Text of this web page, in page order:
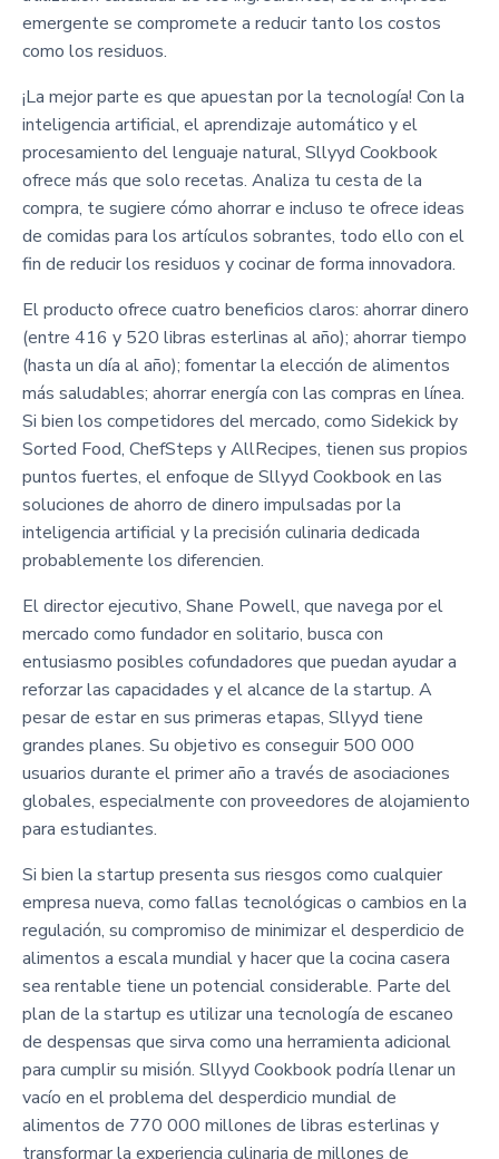
emergente se compromete a reducir tanto los costos
como los residuos.
¡La mejor parte es que apuestan por la tecnología! Con la
inteligencia artificial, el aprendizaje automático y el
procesamiento del lenguaje natural, Sllyyd Cookbook
ofrece más que solo recetas. Analiza tu cesta de la
compra, te sugiere cómo ahorrar e incluso te ofrece ideas
de comidas para los artículos sobrantes, todo ello con el
fin de reducir los residuos y cocinar de forma innovadora.
El producto ofrece cuatro beneficios claros: ahorrar dinero
(entre 416 y 520 libras esterlinas al año); ahorrar tiempo
(hasta un día al año); fomentar la elección de alimentos
más saludables; ahorrar energía con las compras en línea.
Si bien los competidores del mercado, como Sidekick by
Sorted Food, ChefSteps y AllRecipes, tienen sus propios
puntos fuertes, el enfoque de Sllyyd Cookbook en las
soluciones de ahorro de dinero impulsadas por la
inteligencia artificial y la precisión culinaria dedicada
probablemente los diferencien.
El director ejecutivo, Shane Powell, que navega por el
mercado como fundador en solitario, busca con
entusiasmo posibles cofundadores que puedan ayudar a
reforzar las capacidades y el alcance de la startup. A
pesar de estar en sus primeras etapas, Sllyyd tiene
grandes planes. Su objetivo es conseguir 500 000
usuarios durante el primer año a través de asociaciones
globales, especialmente con proveedores de alojamiento
para estudiantes.
Si bien la startup presenta sus riesgos como cualquier
empresa nueva, como fallas tecnológicas o cambios en la
regulación, su compromiso de minimizar el desperdicio de
alimentos a escala mundial y hacer que la cocina casera
sea rentable tiene un potencial considerable. Parte del
plan de la startup es utilizar una tecnología de escaneo
de despensas que sirva como una herramienta adicional
para cumplir su misión. Sllyyd Cookbook podría llenar un
vacío en el problema del desperdicio mundial de
alimentos de 770 000 millones de libras esterlinas y
transformar la experiencia culinaria de millones de